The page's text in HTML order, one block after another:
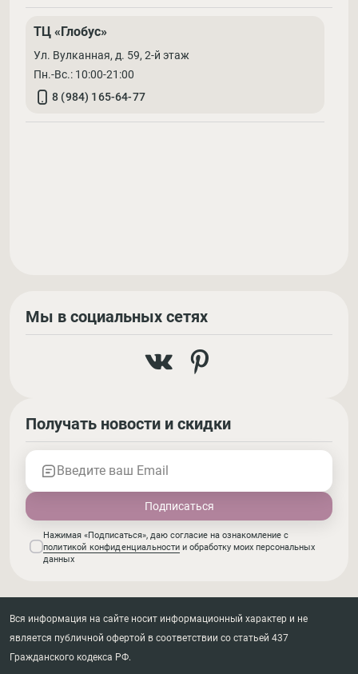
ТЦ «Глобус»
Ул. Вулканная, д. 59, 2-й этаж
Пн.-Вс.: 10:00-21:00
8 (984) 165-64-77
Мы в социальных сетях
Получать новости и скидки
Введите ваш Email
Нажимая «Подписаться», даю согласие на ознакомление с
политикой конфиденциальности и обработку моих персональных
данных
Вся информация на сайте носит информационный характер и не
является публичной офертой в соответствии со статьей 437
Гражданского кодекса РФ.